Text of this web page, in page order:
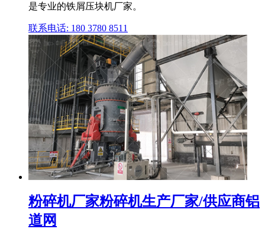
是专业的铁屑压块机厂家。
联系电话: 180 3780 8511
粉碎机厂家粉碎机生产厂家/供应商铝
道网